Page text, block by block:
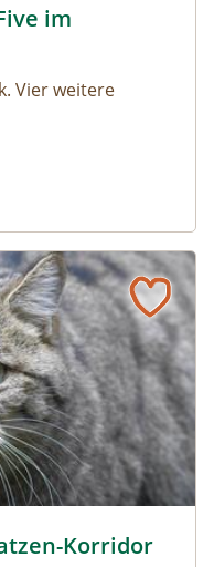
Big Five im
im
Vier weitere
Korridor